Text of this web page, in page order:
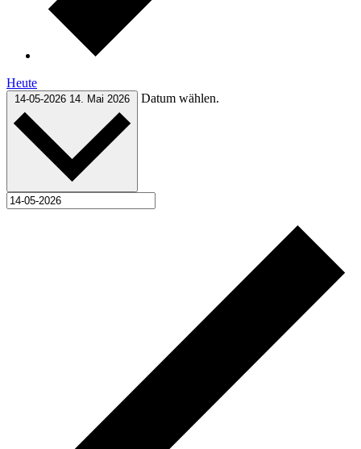
Heute
14-05-2026 14. Mai 2026 Datum wählen.